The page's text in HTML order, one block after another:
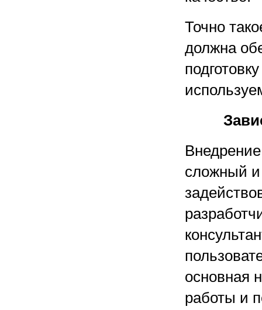
Точно
должна
сложный и
основная
работы и